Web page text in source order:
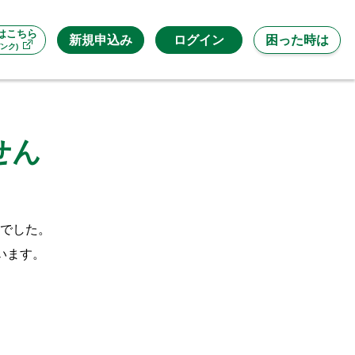
こちら
ク) 新規申込み ログイン 困った時は
ん
した。
す。